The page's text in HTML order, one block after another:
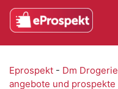
Eprospekt - Dm Drogerie
angebote und prospekte